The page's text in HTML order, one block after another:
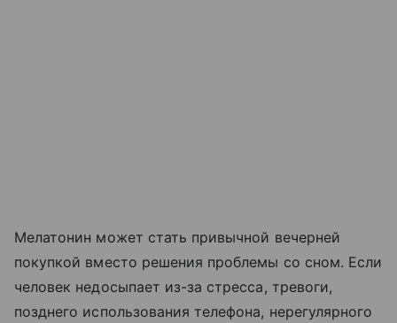
Мелатонин может стать привычной вечерней
покупкой вместо решения проблемы со сном. Если
человек недосыпает из-за стресса, тревоги,
позднего использования телефона, нерегулярного